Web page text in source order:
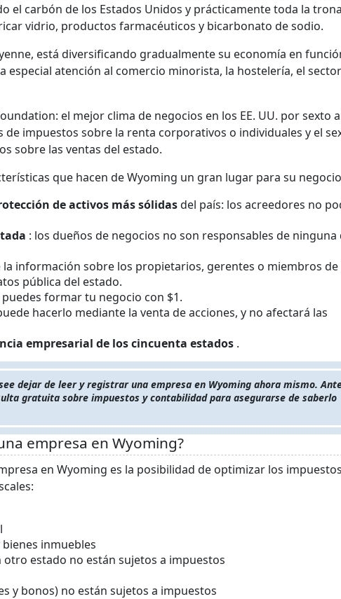
el carbón de los Estados Unidos y prácticamente toda la
vidrio, productos farmacéuticos y bicarbonato de sodio.
está diversificando gradualmente su economía en
especial atención al comercio minorista, la hostelería, el sector
el mejor clima de negocios en los EE. UU. por sexto
impuestos sobre la renta corporativos o individuales y el
sobre las ventas del estado.
que hacen de Wyoming un gran lugar para su
de activos más sólidasdel país: los acreedores no
: los dueños de negocios no son responsables de ninguna
la información sobre los propietarios, gerentes o miembros de
pública del estado.
puedes formar tu negocio con $1.
hacerlo mediante la venta de acciones, y no afectará las
empresarial de los cincuenta estados .
dejar de leer y registrar una empresa en Wyoming ahora mismo.
gratuita sobre impuestos y contabilidad para asegurarse de saberlo
empresa en Wyoming?
en Wyoming es la posibilidad de optimizar los
inmuebles
estado no están sujetos a impuestos
y bonos) no están sujetos a impuestos